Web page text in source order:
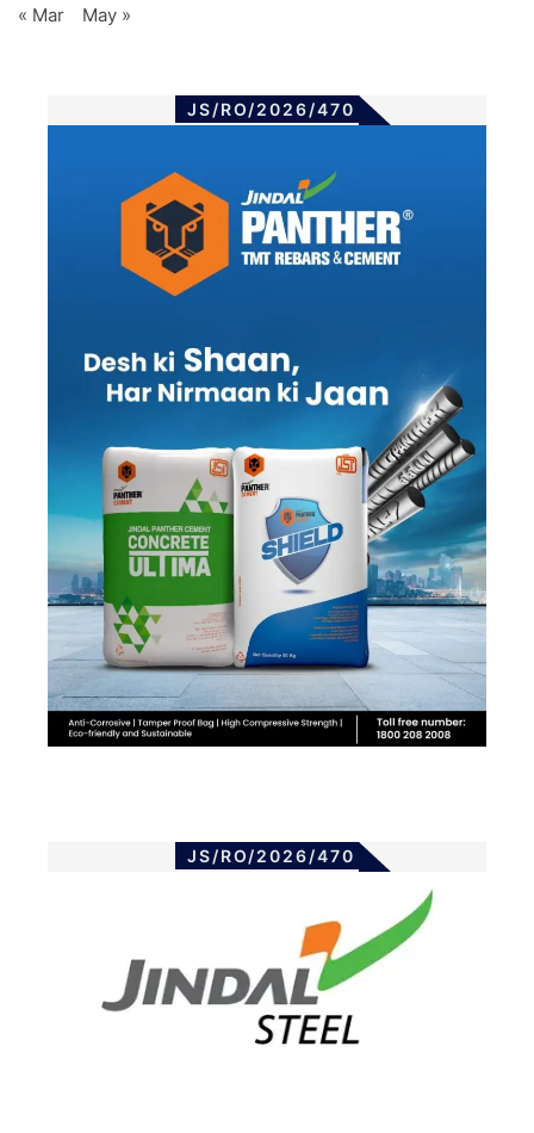
« Mar May »
JS/RO/2026/470
JS/RO/2026/470